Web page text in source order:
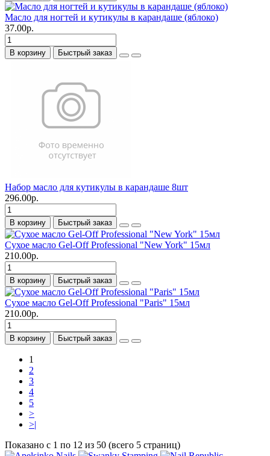
Масло для ногтей и кутикулы в карандаше (яблоко)
37.00р.
В корзину Быстрый заказ
Набор масло для кутикулы в карандаше 8шт
296.00р.
В корзину Быстрый заказ
Сухое масло Gel-Off Professional "New York" 15мл
210.00р.
В корзину Быстрый заказ
Сухое масло Gel-Off Professional "Paris" 15мл
210.00р.
В корзину Быстрый заказ
1
2
3
4
5
>
>|
Показано с 1 по 12 из 50 (всего 5 страниц)